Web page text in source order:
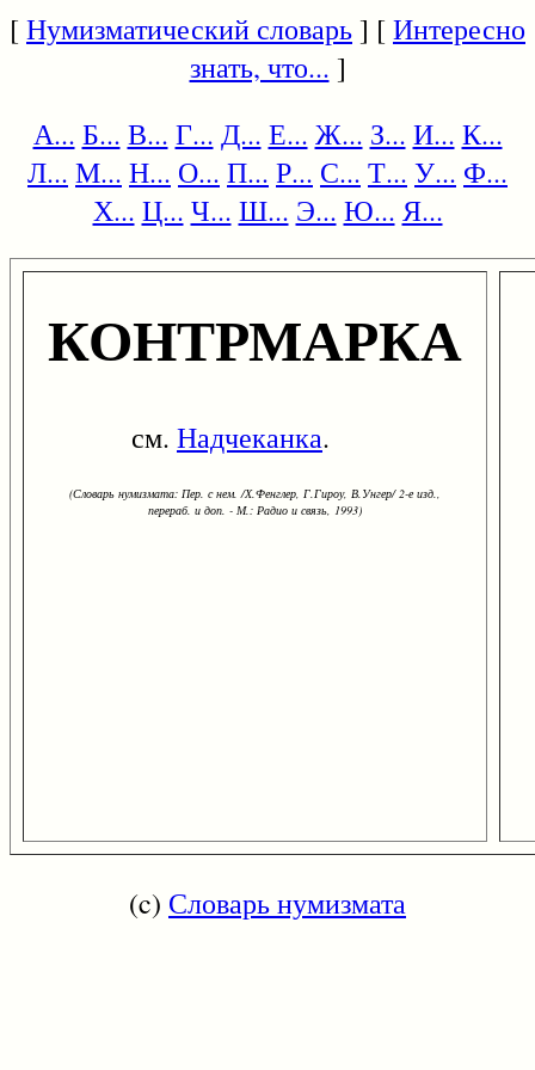
[Нумизматический словарь] [Интересно
знать, что... ]
А... Б... В... Г... Д... Е... Ж... З... И... К...
Л... М... Н... О... П... Р... С... Т... У... Ф...
Х... Ц... Ч... Ш... Э... Ю... Я...
КОНТРМАРКА
см. Надчеканка.
(Словарь нумизмата: Пер. с нем. /Х.Фенглер, Г.Гироу, В.Унгер/ 2-е изд.,
перераб. и доп. - М.: Радио и связь, 1993)
(c) Словарь нумизмата